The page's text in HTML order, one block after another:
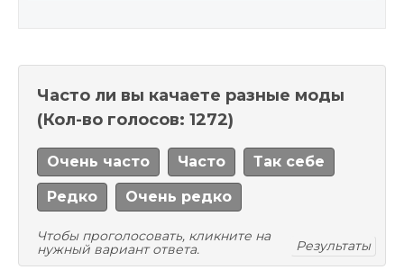
Часто ли вы качаете разные моды
(Кол-во голосов: 1272)
Очень часто Часто Так себе
Редко Очень редко
Чтобы проголосовать, кликните на
нужный вариант ответа.
Результаты